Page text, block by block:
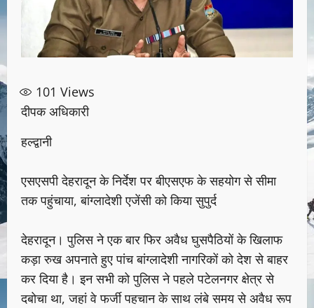
101 Views
दीपक अधिकारी
हल्द्वानी
एसएसपी देहरादून के निर्देश पर बीएसएफ के सहयोग से सीमा
तक पहुंचाया, बांग्लादेशी एजेंसी को किया सुपुर्द
देहरादून। पुलिस ने एक बार फिर अवैध घुसपैठियों के खिलाफ
कड़ा रुख अपनाते हुए पांच बांग्लादेशी नागरिकों को देश से बाहर
कर दिया है। इन सभी को पुलिस ने पहले पटेलनगर क्षेत्र से
दबोचा था, जहां वे फर्जी पहचान के साथ लंबे समय से अवैध रूप